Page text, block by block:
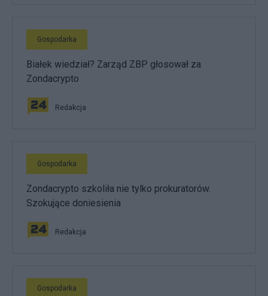
Gospodarka
Białek wiedział? Zarząd ZBP głosował za
Zondacrypto
Redakcja
Gospodarka
Zondacrypto szkoliła nie tylko prokuratorów.
Szokujące doniesienia
Redakcja
Gospodarka